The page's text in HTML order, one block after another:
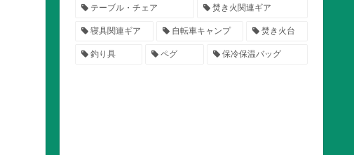
テーブル・チェア 焚き火関連ギア
寝具関連ギア 自転車キャンプ 焚き火台
釣り具 ペグ 保冷保温バッグ